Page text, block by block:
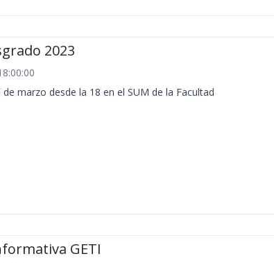
2023
marzo desde la 18 en el SUM de la Facultad
GETI